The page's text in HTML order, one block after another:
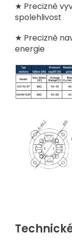
★ Precizně
spolehlivost
★ Precizně
energie